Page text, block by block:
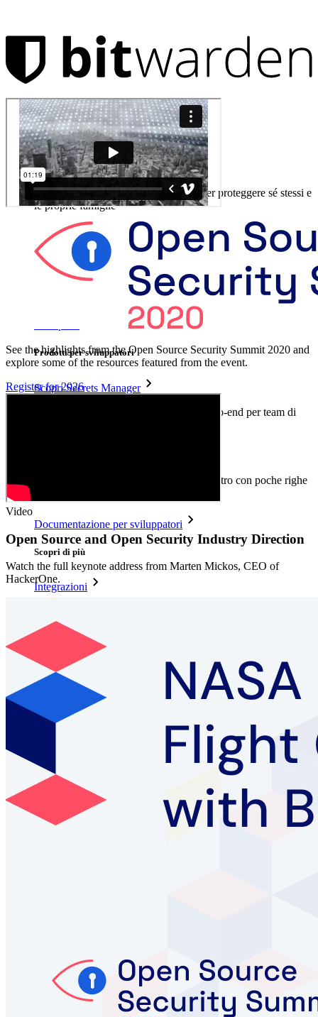
Prodotti
Gestore di password
Privati
Milioni di utenti scelgono Bitwarden per proteggere sé stessi e
le proprie famiglie
Famiglie
Aziende
Innumerevoli aziende e imprese scelgono Bitwarden per
proteggere i propri interessi
Prodotti per sviluppatori
Scopri Secrets Manager
Gestione dei segreti con crittografia end-to-end per team di
Sblocca le funzionalità passkey e molto altro con poche righe
Documentazione per sviluppatori
Scopri di più
Integrazioni
NuovoAccess Intelligence
Bitwarden Authenticator
Prezzi
Download
Funzionalità
Funzionalità principali dei piani personali
Accesso di emergenza
Condivisione sicura con Send
Integrazione alias email
Multipiattaforma con dispositivi illimitati
Criteri Enterprise
Recupero account
See the highlights from the Open Source Security Summit 2020 and
explore some of the resources featured from the event.
Register for 2026
Video
Open Source and Open Security Industry Direction
Watch the full keynote address from Marten Mickos, CEO of
HackerOne.